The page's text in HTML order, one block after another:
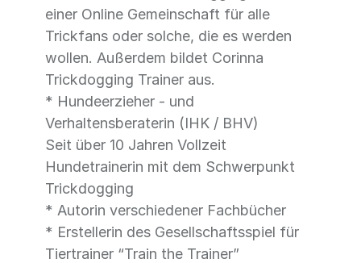
einer Online Gemeinschaft für alle
Trickfans oder solche, die es werden
wollen. Außerdem bildet Corinna
Trickdogging Trainer aus.
* Hundeerzieher - und
Verhaltensberaterin (IHK / BHV)
Seit über 10 Jahren Vollzeit
Hundetrainerin mit dem Schwerpunkt
Trickdogging
* Autorin verschiedener Fachbücher
* Erstellerin des Gesellschaftsspiel für
Tiertrainer “Train the Trainer”